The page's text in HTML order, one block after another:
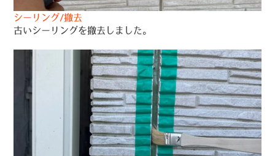
シーリング/撤去
古いシーリングを撤去しました。